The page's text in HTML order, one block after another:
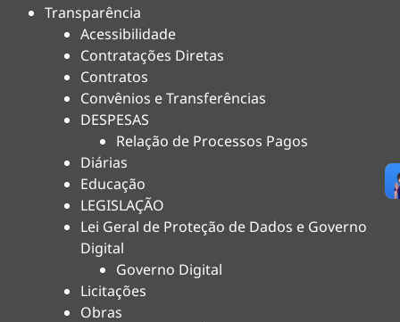
Transparência
Acessibilidade
Contratações Diretas
Contratos
Convênios e Transferências
DESPESAS
Relação de Processos Pagos
Diárias
Educação
LEGISLAÇÃO
Lei Geral de Proteção de Dados e Governo
Digital
Governo Digital
Licitações
Obras